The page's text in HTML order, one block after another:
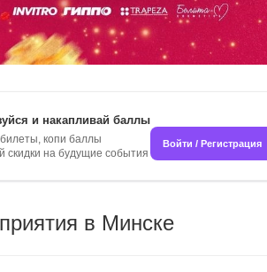
и накапливай баллы
копи баллы
скидки на будущие события
Войти / Регистрация
в Минске